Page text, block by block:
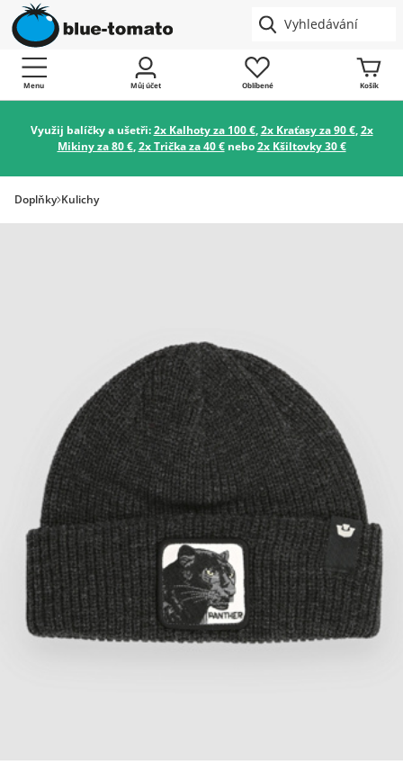
Menu Můj účet Oblíbené Košík
Využij balíčky a ušetři:2x Kalhoty za 100 €,2x Kraťasy za 90 €,2x
Mikiny za 80 €,2x Trička za 40 €nebo2x Kšiltovky 30 €
Doplňky Kulichy